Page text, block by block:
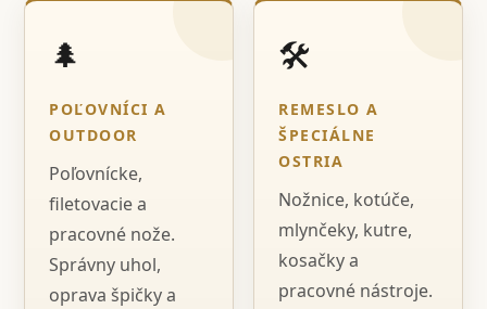
🌲
POĽOVNÍCI A
OUTDOOR
Poľovnícke,
filetovacie a
pracovné nože.
Správny uhol,
oprava špičky a
🛠️
REMESLO A
ŠPECIÁLNE
OSTRIA
Nožnice, kotúče,
mlynčeky, kutre,
kosačky a
pracovné nástroje.